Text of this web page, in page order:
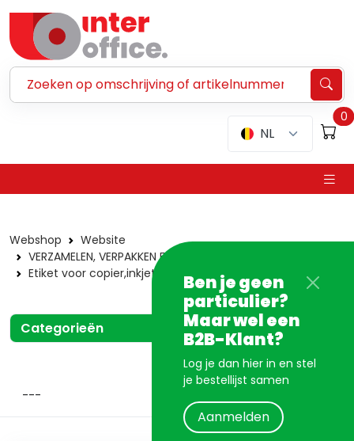
NL
0
Ben je geen
particulier?
Maar wel een
B2B-Klant?
Log je dan hier in en stel
je bestellijst samen
Aanmelden
Webshop
Website
VERZAMELEN, VERPAKKEN EN VERZENDEN
Etiket voor copier,inkjet en laser
ILK Avery
Categorieën